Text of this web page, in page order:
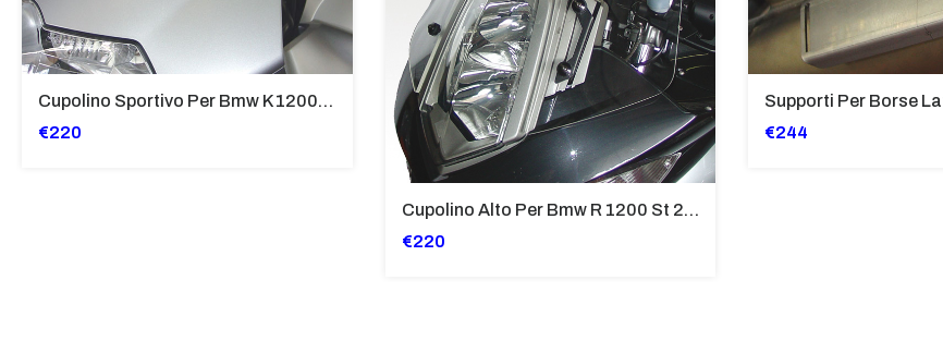
Cupolino Sportivo Per Bmw K 1200 R Sport 2005-07 TRASPARENTE - Sc967-T
€220
Cupolino Alto Per Bmw R 1200 St 2004 - 2007 TRASPARENTE - Sc950-T
€220
€244